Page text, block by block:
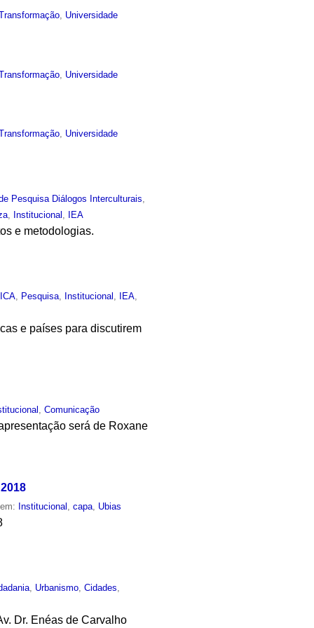
Universidade
Universidade
, Universidade
Pesquisa Diálogos Interculturais,
, Institucional , IEA
e metodologias.
ICA Pesquisa Institucional IEA
e países para discutirem
,Comunicação
será de Roxane
Institucional ,capa, Ubias
Urbanismo ,Cidades
Dr. Enéas de Carvalho